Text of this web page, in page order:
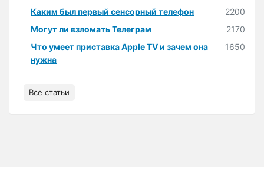
Каким был первый сенсорный телефон
2200
Могут ли взломать Телеграм
2170
Что умеет приставка Apple TV и зачем она
нужна
1650
Все статьи